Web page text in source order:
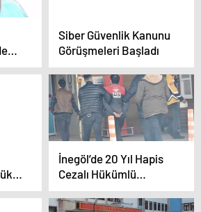
Siber Güvenlik Kanunu
Görüşmeleri Başladı
İnegöl’de 20 Yıl Hapis
Cezalı Hükümlü
Yakalandı